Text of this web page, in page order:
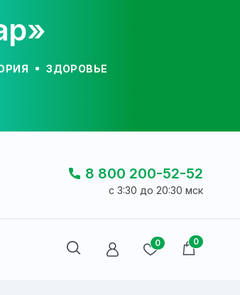
ЗДОРОВЬЕ
8 800 200-52-52
c 3:30 до 20:30 мск
0 0